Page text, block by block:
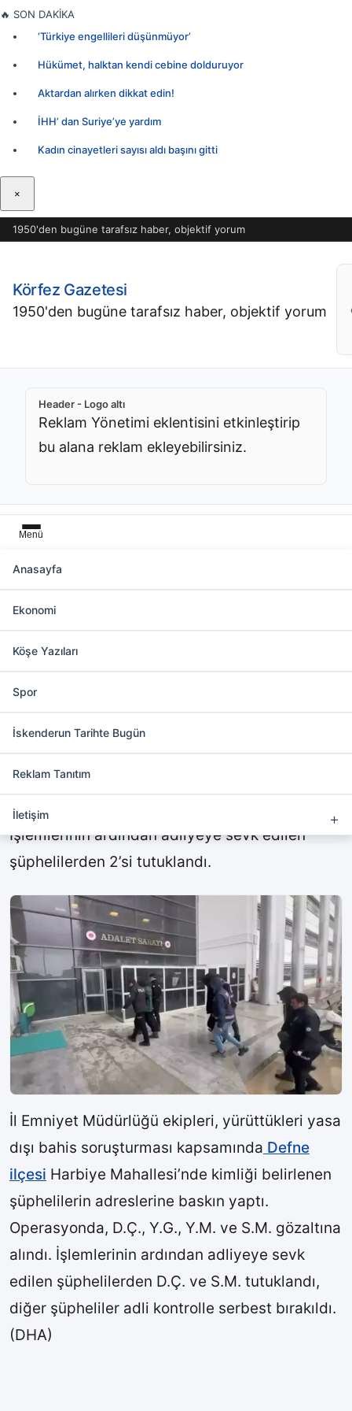
İçeriğe
🔥 SON DAKİKA
‘Türkiye engellileri düşünmüyor’
Hükümet, halktan kendi cebine dolduruyor
Aktardan alırken dikkat edin!
İHH’ dan Suriye’ye yardım
Kadın cinayetleri sayısı aldı başını gitti
×
1950'den bugüne tarafsız haber, objektif yorum
Körfez Gazetesi
1950'den bugüne tarafsız haber, objektif yorum
Header - Logo altı
Reklam Yönetimi eklentisini etkinleştirip
bu alana reklam ekleyebilirsiniz.
Menü
Anasayfa
Ekonomi
Köşe Yazıları
Spor
İskenderun Tarihte Bugün
Reklam Tanıtım
İletişim
Reklam Yönetimi eklentisini etkinleştirip bu
Yasa dışı bahis operasyonu 2
tutuklama
HATAY’da düzenlenen yasa dışı bahis
operasyonunda 4 kişi gözaltına alındı.
İşlemlerinin ardından adliyeye sevk edilen
şüphelilerden 2’si tutuklandı.
İl Emniyet Müdürlüğü ekipleri, yürüttükleri yasa
dışı bahis soruşturması kapsamında Defne
ilçesi Harbiye Mahallesi’nde kimliği belirlenen
şüphelilerin adreslerine baskın yaptı.
Operasyonda, D.Ç., Y.G., Y.M. ve S.M. gözaltına
alındı. İşlemlerinin ardından adliyeye sevk
edilen şüphelilerden D.Ç. ve S.M. tutuklandı,
diğer şüpheliler adli kontrolle serbest bırakıldı.
(DHA)